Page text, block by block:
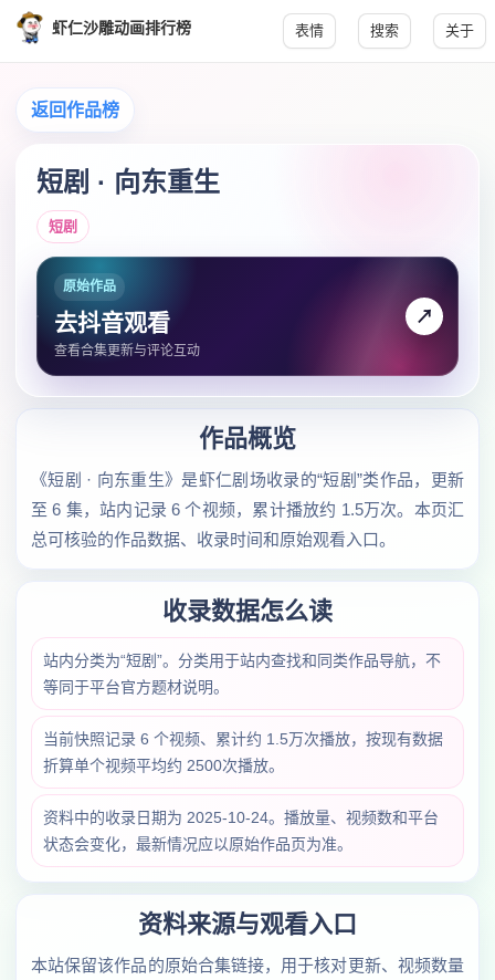
虾仁沙雕动画排行榜 表情 搜索 关于
返回作品榜
短剧 · 向东重生
短剧
原始作品
去抖音观看
查看合集更新与评论互动
↗
作品概览
《短剧 · 向东重生》是虾仁剧场收录的“短剧”类作品，更新
至 6 集，站内记录 6 个视频，累计播放约 1.5万次。本页汇
总可核验的作品数据、收录时间和原始观看入口。
收录数据怎么读
站内分类为“短剧”。分类用于站内查找和同类作品导航，不
等同于平台官方题材说明。
当前快照记录 6 个视频、累计约 1.5万次播放，按现有数据
折算单个视频平均约 2500次播放。
资料中的收录日期为 2025-10-24。播放量、视频数和平台
状态会变化，最新情况应以原始作品页为准。
资料来源与观看入口
本站保留该作品的原始合集链接，用于核对更新、视频数量